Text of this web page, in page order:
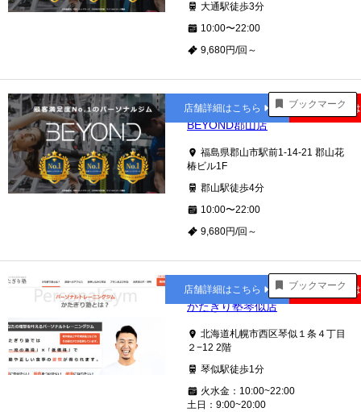
大通駅徒歩3分
10:00〜22:00
9,680円/回～
ブックマーク
郡山
BEYOND郡山店
福島県郡山市駅前1-14-21 郡山花
椿ビル1F
郡山駅徒歩4分
10:00〜22:00
9,680円/回～
店舗詳細はこちら 公式サイト
ブックマーク
琴似
かたぎり塾琴似店
北海道札幌市西区琴似１条４丁目
２−12 2階
琴似駅徒歩1分
火水金：10:00~22:00
土日：9:00~20:00
店舗詳細はこちら 公式サイト